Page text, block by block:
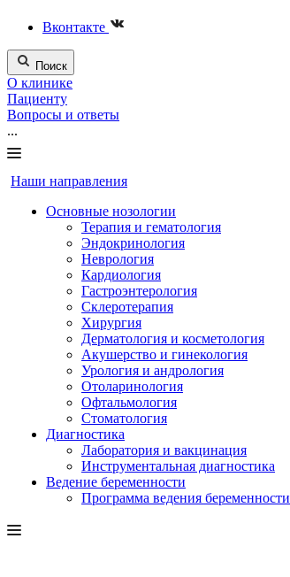
Вконтакте
Поиск
О клинике
Пациенту
Вопросы и ответы
...
Наши направления
Основные нозологии
Терапия и гематология
Эндокринология
Неврология
Кардиология
Гастроэнтерология
Склеротерапия
Хирургия
Дерматология и косметология
Акушерство и гинекология
Урология и андрология
Отоларинология
Офтальмология
Стоматология
Диагностика
Лаборатория и вакцинация
Инструментальная диагностика
Ведение беременности
Программа ведения беременности